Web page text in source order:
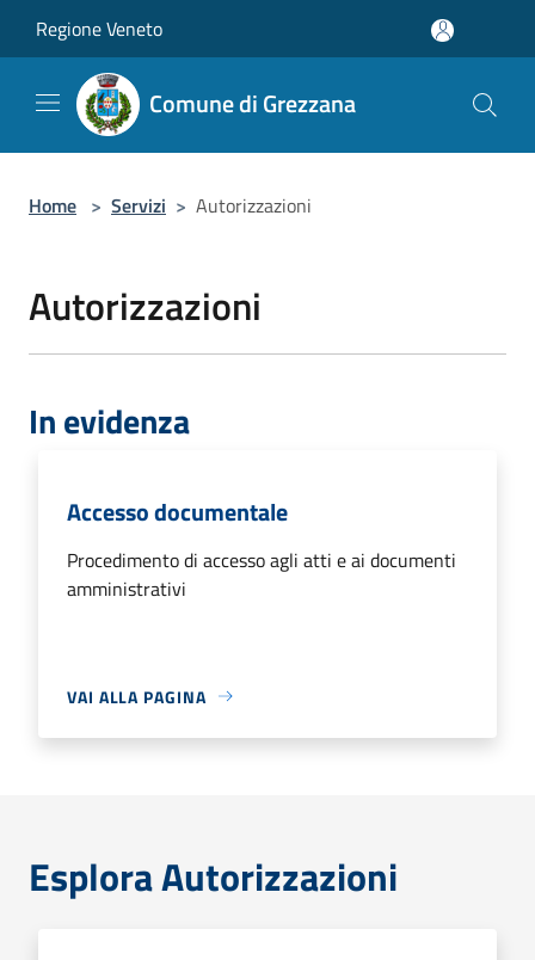
Regione Veneto
Comune di Grezzana
Home > Servizi > Autorizzazioni
Autorizzazioni
In evidenza
Accesso documentale
Procedimento di accesso agli atti e ai documenti
amministrativi
VAI ALLA PAGINA
Esplora Autorizzazioni